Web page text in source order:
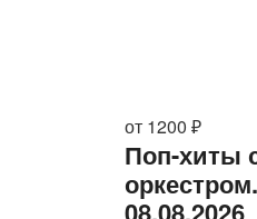
от 1200 ₽
Поп-хиты